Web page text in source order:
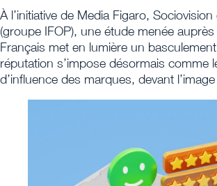
À l’initiative de Media Figaro,
(groupe IFOP), une étude menée
Français met en lumière un
réputation s’impose désormais comme
d’influence des marques, devant